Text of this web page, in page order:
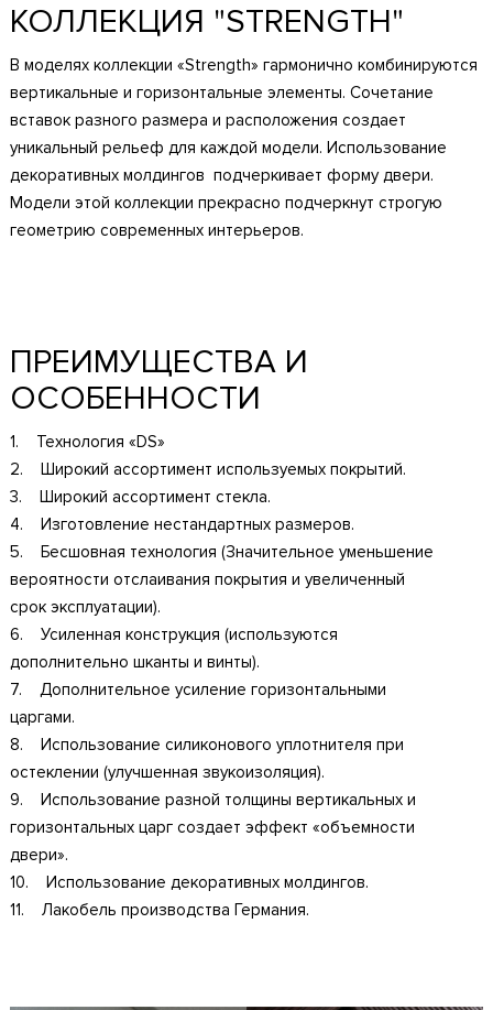
КОЛЛЕКЦИЯ "STRENGTH"
В моделях коллекции «Strength» гармонично комбинируются
вертикальные и горизонтальные элементы. Сочетание
вставок разного размера и расположения создает
уникальный рельеф для каждой модели. Использование
декоративных молдингов подчеркивает форму двери.
Модели этой коллекции прекрасно подчеркнут строгую
геометрию современных интерьеров.
ПРЕИМУЩЕСТВА И
ОСОБЕННОСТИ
1. Технология «DS»
2. Широкий ассортимент используемых покрытий.
3. Широкий ассортимент стекла.
4. Изготовление нестандартных размеров.
5. Бесшовная технология (Значительное уменьшение
вероятности отслаивания покрытия и увеличенный
срок эксплуатации).
6. Усиленная конструкция (используются
дополнительно шканты и винты).
7. Дополнительное усиление горизонтальными
царгами.
8. Использование силиконового уплотнителя при
остеклении (улучшенная звукоизоляция).
9. Использование разной толщины вертикальных и
горизонтальных царг создает эффект «объемности
двери».
10. Использование декоративных молдингов.
11. Лакобель производства Германия.